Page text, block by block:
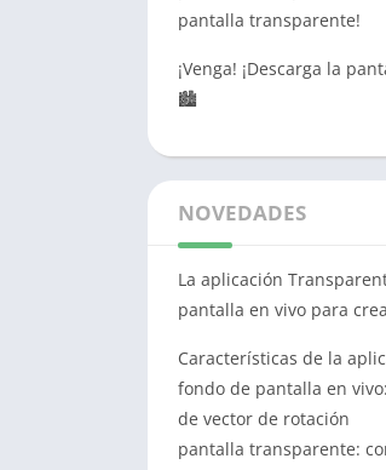
pantalla transparente!
¡Venga! ¡Descarga la
🏙
NOVEDADES
La aplicación
pantalla en vivo para
Características de la
fondo de pantalla en
de vector de rotación
pantalla transparente: